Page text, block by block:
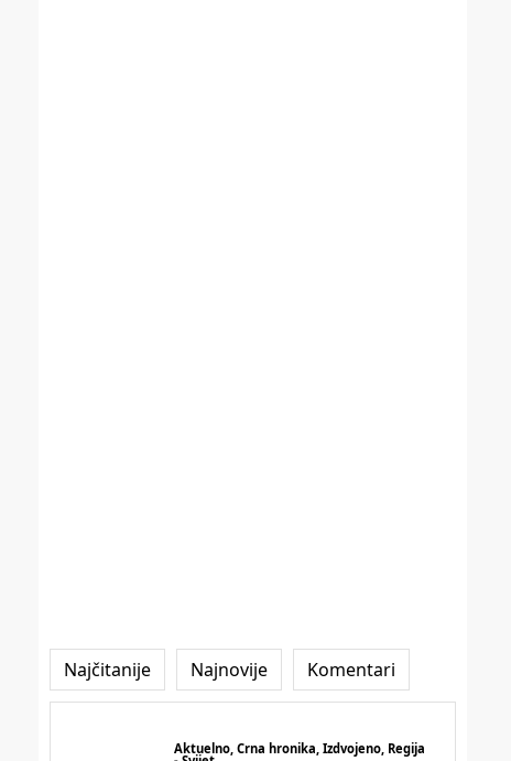
Najčitanije Najnovije Komentari